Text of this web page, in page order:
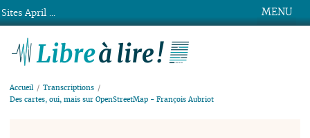
MENU
Accueil
Transcriptions
Des cartes, oui, mais sur OpenStreetMap - François Aubriot
Sites April ...